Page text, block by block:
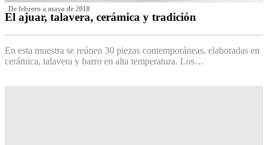
‌ De febrero a mayo de 2018
El ajuar, talavera, cerámica y tradición
En esta muestra se reúnen 30 piezas contemporáneas, elaboradas en
cerámica, talavera y barro en alta temperatura. Los…